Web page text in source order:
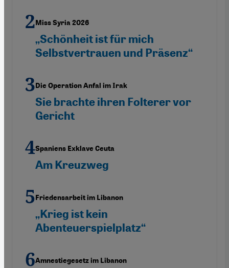
Miss Syria 2026
„Schönheit ist für mich
Selbstvertrauen und Präsenz“
Die Operation Anfal im Irak
Sie brachte ihren Folterer vor
Gericht
Spaniens Exklave Ceuta
Am Kreuzweg
Friedensarbeit im Libanon
„Krieg ist kein
Abenteuerspielplatz“
Amnestiegesetz im Libanon